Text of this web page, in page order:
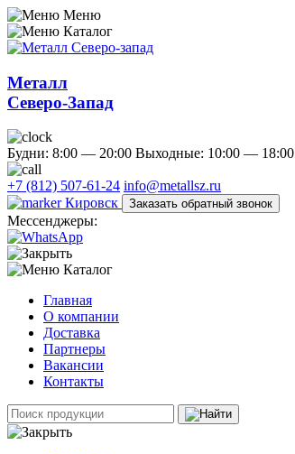
Меню
Каталог
Металл
Северо-Запад
Будни: 8:00 — 20:00 Выходные: 10:00 — 18:00
+7 (812) 507-61-24 info@metallsz.ru
Кировск
Заказать обратный звонок
Мессенджеры:
Каталог
Главная
О компании
Доставка
Партнеры
Вакансии
Контакты